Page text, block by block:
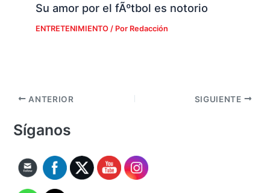
Su amor por el fÃºtbol es notorio
ENTRETENIMIENTO/ Por Redacción
ANTERIOR SIGUIENTE
Síganos